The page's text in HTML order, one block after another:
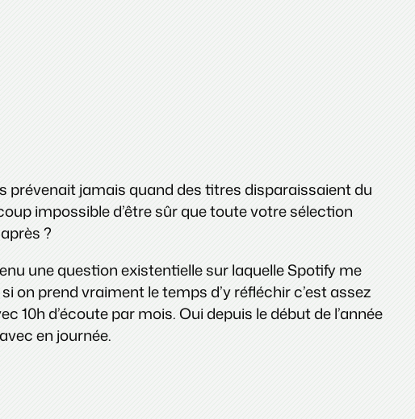
prévenait jamais quand des titres disparaissaient du
impossible d’être sûr que toute votre sélection
?
une question existentielle sur laquelle Spotify me
prend vraiment le temps d’y réfléchir c’est assez
10h d’écoute par mois. Oui depuis le début de l’année
en journée.